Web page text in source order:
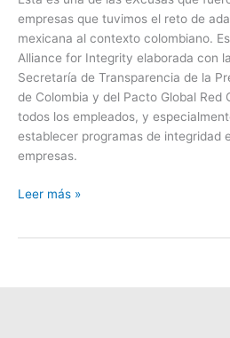
empresas que tuvimos el reto de
mexicana al contexto colombiano.
Alliance for Integrity elaborada con
Secretaría de Transparencia de la
de Colombia y del Pacto Global Red
todos los empleados, y
establecer programas de integridad
empresas.
Leer más »